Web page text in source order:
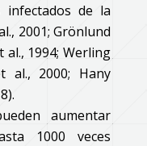
infectados de la
2001; Grönlund
al., 1994; Werling
al., 2000; Hany
aumentar
1000 veces